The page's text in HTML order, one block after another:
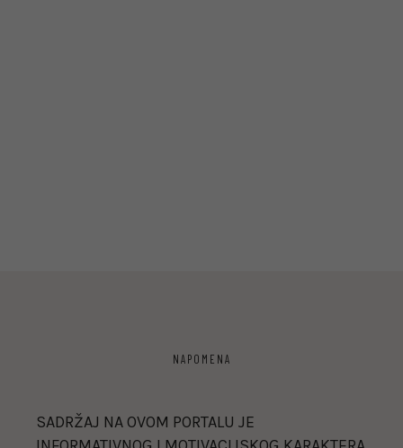
NAPOMENA
SADRŽAJ NA OVOM PORTALU JE